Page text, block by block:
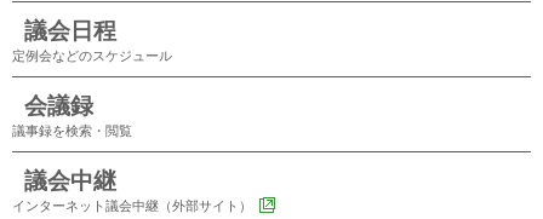
議会日程
定例会などのスケジュール
会議録
議事録を検索・閲覧
議会中継
インターネット議会中継（外部サイト）